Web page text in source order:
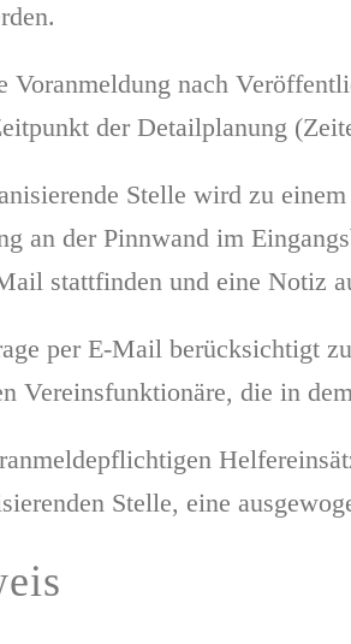
Voranmeldung nach
der Detailplanung
Stelle wird zu
an der Pinnwand im
stattfinden und eine Notiz
per E-Mail berücksichtigt
Vereinsfunktionäre, die in
Stelle, eine